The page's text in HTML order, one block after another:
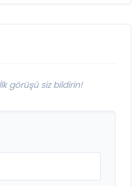
görüşü siz bildirin!